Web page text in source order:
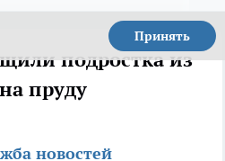
Принять
подростка из
пруду
новостей